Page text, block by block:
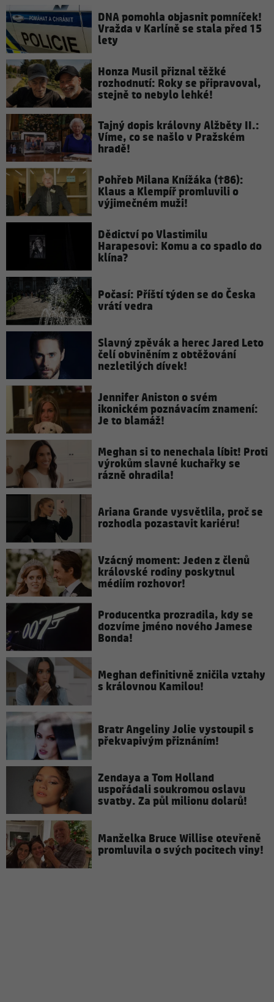
DNA pomohla objasnit pomníček!
Vražda v Karlíně se stala před 15
lety
Honza Musil přiznal těžké
rozhodnutí: Roky se připravoval,
stejně to nebylo lehké!
Tajný dopis královny Alžběty II.:
Víme, co se našlo v Pražském
hradě!
Pohřeb Milana Knížáka (†86):
Klaus a Klempíř promluvili o
výjimečném muži!
Dědictví po Vlastimilu
Harapesovi: Komu a co spadlo do
klína?
Počasí: Příští týden se do Česka
vrátí vedra
Slavný zpěvák a herec Jared Leto
čelí obviněním z obtěžování
nezletilých dívek!
Jennifer Aniston o svém
ikonickém poznávacím znamení:
Je to blamáž!
Meghan si to nenechala líbit! Proti
výrokům slavné kuchařky se
rázně ohradila!
Ariana Grande vysvětlila, proč se
rozhodla pozastavit kariéru!
Vzácný moment: Jeden z členů
královské rodiny poskytnul
médiím rozhovor!
Producentka prozradila, kdy se
dozvíme jméno nového Jamese
Bonda!
Meghan definitivně zničila vztahy
s královnou Kamilou!
Bratr Angeliny Jolie vystoupil s
překvapivým přiznáním!
Zendaya a Tom Holland
uspořádali soukromou oslavu
svatby. Za půl milionu dolarů!
Manželka Bruce Willise otevřeně
promluvila o svých pocitech viny!